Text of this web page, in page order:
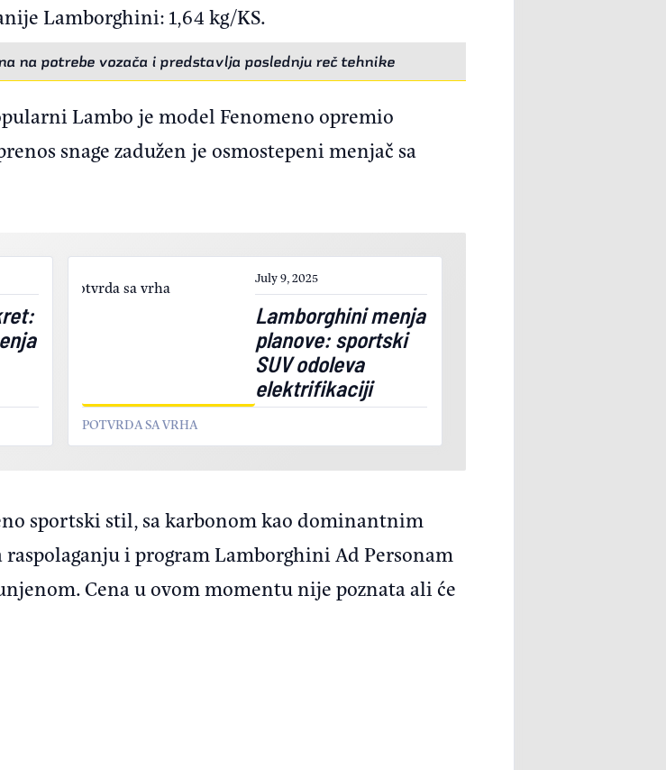
Lamborghini: 1,64 kg/KS.
na potrebe vozača i predstavlja poslednju reč tehnike
Lambo je model Fenomeno opremio
snage zadužen je osmostepeni menjač sa
July 9, 2025
Lamborghini menja
planove: sportski
SUV odoleva
elektrifikaciji
POTVRDA SA VRHA
sportski stil, sa karbonom kao dominantnim
i program Lamborghini Ad Personam
Cena u ovom momentu nije poznata ali će